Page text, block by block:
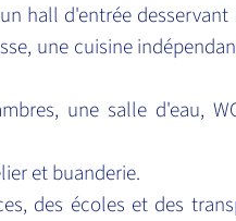
hall d'entrée
une cuisine
une salle d'eau,
et buanderie.
des écoles et des